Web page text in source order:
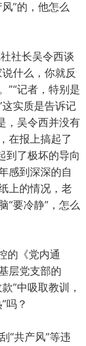
”的，他怎么
社长吴令西谈
什么，你就反
”“记者，特别是
实质是告诉记
，吴令西并没有
在报上搞起了
到了极坏的导向
感到深深的自
上的情况，老
“要冷静”，怎么
的《党内通
层党支部的
”中吸取教训，
吗？
“共产风”等违